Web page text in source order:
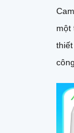
một
công